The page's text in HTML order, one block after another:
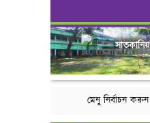
মেনু নির্বাচন করুন